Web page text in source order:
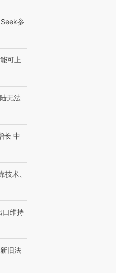
参
可上
无法
长 中
术、
口维持
旧法